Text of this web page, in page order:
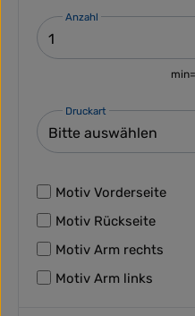
Anzahl
Druckart
Motiv Vorderseite
Motiv Rückseite
Motiv Arm rechts
Motiv Arm links